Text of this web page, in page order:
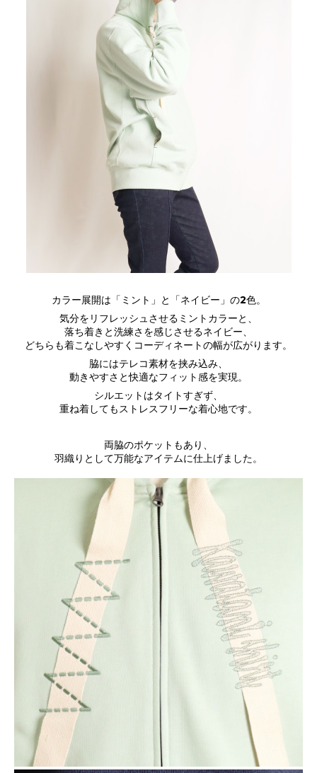
カラー展開は「ミント」と「ネイビー」の2色。
気分をリフレッシュさせるミントカラーと、
落ち着きと洗練さを感じさせるネイビー、
どちらも着こなしやすくコーディネートの幅が広がります。
脇にはテレコ素材を挟み込み、
動きやすさと快適なフィット感を実現。
シルエットはタイトすぎず、
重ね着してもストレスフリーな着心地です。
両脇のポケットもあり、
羽織りとして万能なアイテムに仕上げました。